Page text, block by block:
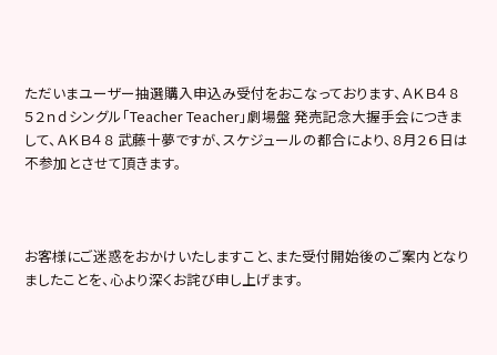
ただいまユーザー抽選購入申込み受付をおこなっております、ＡＫＢ４８
５２ｎｄシングル「Teacher Teacher」劇場盤 発売記念大握手会につきま
して、ＡＫＢ４８ 武藤十夢ですが、スケジュールの都合により、８月２６日は
不参加とさせて頂きます。
お客様にご迷惑をおかけいたしますこと、また受付開始後のご案内となり
ましたことを、心より深くお詫び申し上げます。